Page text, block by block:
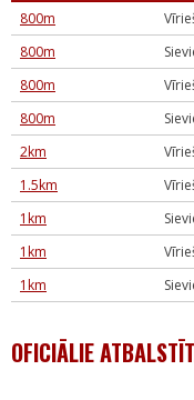
800m
800m
800m
800m
2km
1.5km
1km
1km
1km
OFICIĀLIE